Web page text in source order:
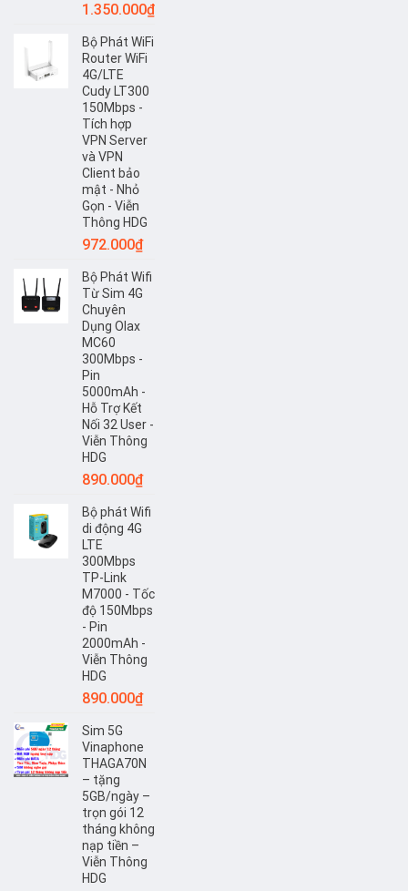
1.350.000₫
Bộ Phát WiFi
Router WiFi
4G/LTE
Cudy LT300
150Mbps -
Tích hợp
VPN Server
và VPN
Client bảo
mật - Nhỏ
Gọn - Viễn
Thông HDG
972.000₫
Bộ Phát Wifi
Từ Sim 4G
Chuyên
Dụng Olax
MC60
300Mbps -
Pin
5000mAh -
Hỗ Trợ Kết
Nối 32 User -
Viễn Thông
HDG
890.000₫
Bộ phát Wifi
di động 4G
LTE
300Mbps
TP-Link
M7000 - Tốc
độ 150Mbps
- Pin
2000mAh -
Viễn Thông
HDG
890.000₫
Sim 5G
Vinaphone
THAGA70N
– tặng
5GB/ngày –
trọn gói 12
tháng không
nạp tiền –
Viễn Thông
HDG